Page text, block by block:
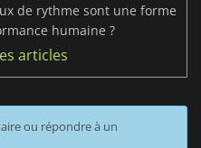
de rythme sont une forme
humaine ?
articles
ou répondre à un